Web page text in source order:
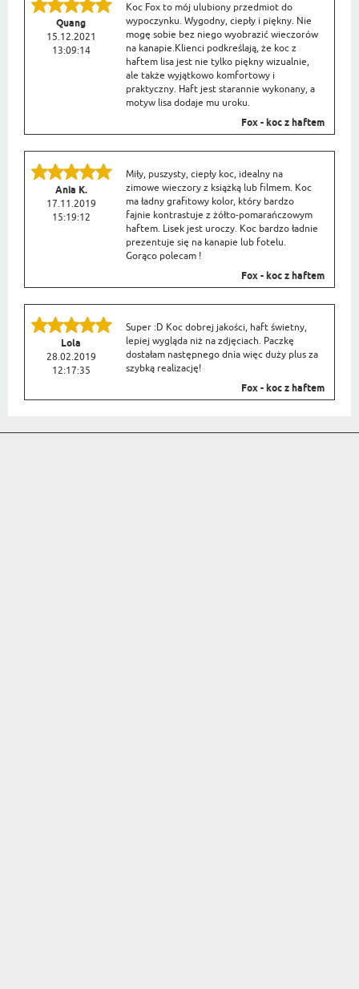
Quang
15.12.2021
13:09:14
Koc Fox to mój ulubiony przedmiot do
wypoczynku. Wygodny, ciepły i piękny. Nie
mogę sobie bez niego wyobrazić wieczorów
na kanapie.Klienci podkreślają, że koc z
haftem lisa jest nie tylko piękny wizualnie,
ale także wyjątkowo komfortowy i
praktyczny. Haft jest starannie wykonany, a
motyw lisa dodaje mu uroku.
Fox - koc z haftem
Ania K.
17.11.2019
15:19:12
Miły, puszysty, ciepły koc, idealny na
zimowe wieczory z książką lub filmem. Koc
ma ładny grafitowy kolor, który bardzo
fajnie kontrastuje z żółto-pomarańczowym
haftem. Lisek jest uroczy. Koc bardzo ładnie
prezentuje się na kanapie lub fotelu.
Gorąco polecam !
Fox - koc z haftem
Lola
28.02.2019
12:17:35
Super :D Koc dobrej jakości, haft świetny,
lepiej wygląda niż na zdjęciach. Paczkę
dostałam następnego dnia więc duży plus za
szybką realizację!
Fox - koc z haftem